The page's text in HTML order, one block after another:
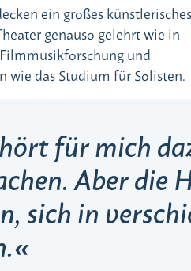
ein großes künstlerisches
genauso gelehrt wie in
und
wie das Studium für Solisten.
für mich
Aber die
sich in